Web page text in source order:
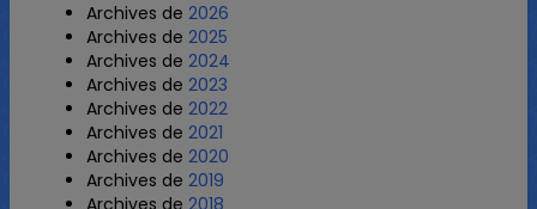
Archives de 2026
Archives de 2025
Archives de 2024
Archives de 2023
Archives de 2022
Archives de 2021
Archives de 2020
Archives de 2019